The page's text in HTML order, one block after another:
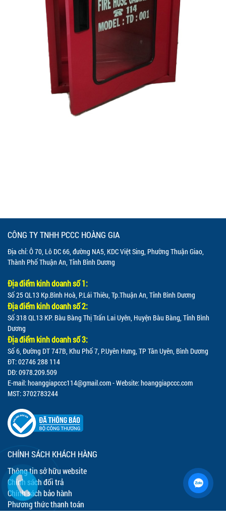
CÔNG TY TNHH PCCC HOÀNG GIA
Địa chỉ: Ô 70, Lô DC 66, đường NA5, KDC Việt Sing, Phường Thuận Giao,
Thành Phố Thuận An, Tỉnh Bình Dương
Địa điểm kinh doanh số 1:
Số 25 QL13 Kp.Bình Hoà, P.Lái Thiêu, Tp.Thuận An, Tỉnh Bình Dương
Địa điểm kinh doanh số 2:
Số 318 QL13 KP. Bàu Bàng Thị Trấn Lai Uyên, Huyện Bàu Bàng, Tỉnh Bình
Dương
Địa điểm kinh doanh số 3:
Số 6, Đường DT 747B, Khu Phố 7, P.Uyên Hưng, TP Tân Uyên, Bình Dương
ĐT: 02746 288 114
DĐ: 0978.209.509
E-mail:hoanggiapccc114@gmail.com- Website: hoanggiapccc.com
MST: 3702783244
CHÍNH SÁCH KHÁCH HÀNG
Thông tin sở hữu website
Chính sách đổi trả
Chính sách bảo hành
Phương thức thanh toán